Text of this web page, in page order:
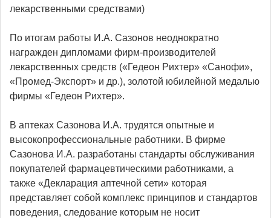
лекарственными средствами)
По итогам работы И.А. Сазонов неоднократно
награжден дипломами фирм-производителей
лекарственных средств («Гедеон Рихтер» «Санофи»,
«Промед-Экспорт» и др.), золотой юбилейной медалью
фирмы «Гедеон Рихтер».
В аптеках Сазонова И.А. трудятся опытные и
высокопрофессиональные работники. В фирме
Сазонова И.А. разработаны стандарты обслуживания
покупателей фармацевтическими работниками, а
также «Декларация аптечной сети» которая
представляет собой комплекс принципов и стандартов
поведения, следование которым не носит